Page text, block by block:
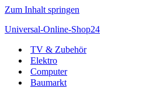
Zum Inhalt springen
Universal-Online-Shop24
TV & Zubehör
Elektro
Computer
Baumarkt